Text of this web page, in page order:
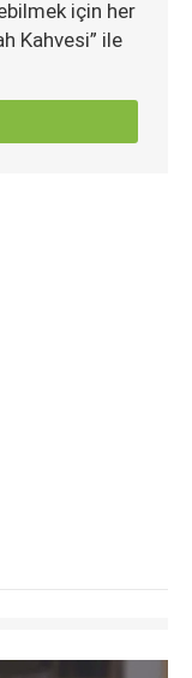
için her
Kahvesi” ile